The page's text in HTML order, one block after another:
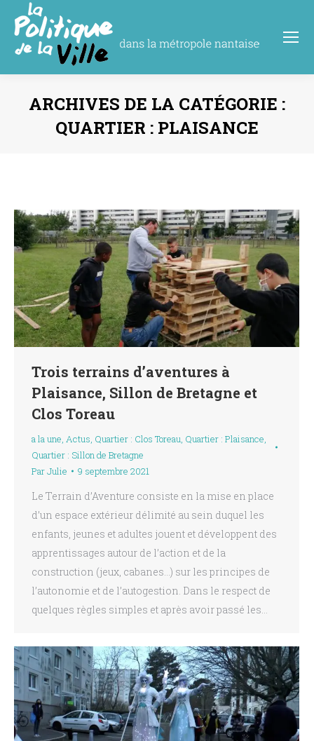
ARCHIVES DE LA CATÉGORIE :
QUARTIER : PLAISANCE
Trois terrains d’aventures à
Plaisance, Sillon de Bretagne et
Clos Toreau
a la une, Actus, Quartier : Clos Toreau, Quartier : Plaisance,
Quartier : Sillon de Bretagne
ParJulie 9 septembre 2021
Le Terrain d’Aventure consiste en la mise en place
d’un espace extérieur délimité au sein duquel les
enfants, jeunes et adultes jouent et développent des
apprentissages autour de l’action et de la
construction (jeux, cabanes…) sur les principes de
l’autonomie et de l’autogestion. Dans le respect de
quelques règles simples et après avoir passé les…